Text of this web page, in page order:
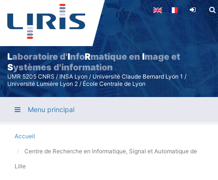
Aller
contenu
principal
Laboratoire d'InfoRmatique en Image et
Systèmes d'information
UMR 5205 CNRS / INSA Lyon / Université Claude Bernard Lyon 1 /
Université Lumière Lyon 2 / École Centrale de Lyon
Menu principal
Accueil
Centre de Recherche en Informatique, Signal et Automatique de
Lille